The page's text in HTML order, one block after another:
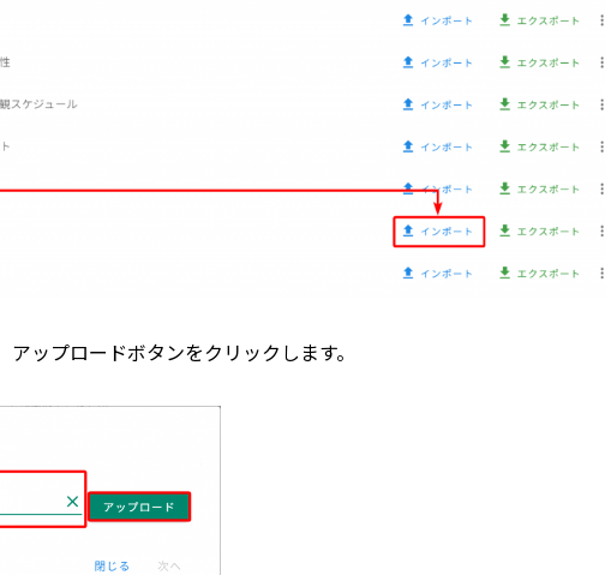
ップロードボタンをクリックします。